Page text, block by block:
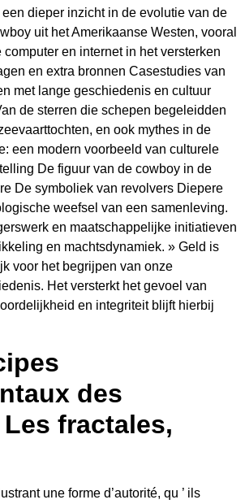
dieper inzicht in de evolutie van de
uit het Amerikaanse Westen, vooral
computer en internet in het versterken
en extra bronnen Casestudies van
met lange geschiedenis en cultuur
de sterren die schepen begeleidden
en ook mythes in de
een modern voorbeeld van culturele
De figuur van de cowboy in de
De symboliek van revolvers Diepere
weefsel van een samenleving.
en maatschappelijke initiatieven
en machtsdynamiek. » Geld is
voor het begrijpen van onze
Het versterkt het gevoel van
en integriteit blijft hierbij
des
fractales,
une forme d’autorité, qu ’ ils